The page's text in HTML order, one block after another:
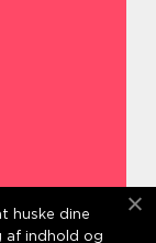
huske dine
af indhold og